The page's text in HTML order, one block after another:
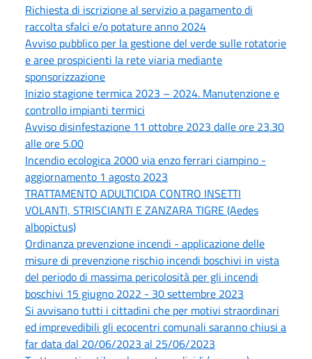
Richiesta di iscrizione al servizio a pagamento di
raccolta sfalci e/o potature anno 2024
Avviso pubblico per la gestione del verde sulle rotatorie
e aree prospicienti la rete viaria mediante
sponsorizzazione
Inizio stagione termica 2023 – 2024. Manutenzione e
controllo impianti termici
Avviso disinfestazione 11 ottobre 2023 dalle ore 23.30
alle ore 5.00
Incendio ecologica 2000 via enzo ferrari ciampino -
aggiornamento 1 agosto 2023
TRATTAMENTO ADULTICIDA CONTRO INSETTI
VOLANTI, STRISCIANTI E ZANZARA TIGRE (Aedes
albopictus)
Ordinanza prevenzione incendi - applicazione delle
misure di prevenzione rischio incendi boschivi in vista
del periodo di massima pericolosità per gli incendi
boschivi 15 giugno 2022 - 30 settembre 2023
Si avvisano tutti i cittadini che per motivi straordinari
ed imprevedibili gli ecocentri comunali saranno chiusi a
far data dal 20/06/2023 al 25/06/2023